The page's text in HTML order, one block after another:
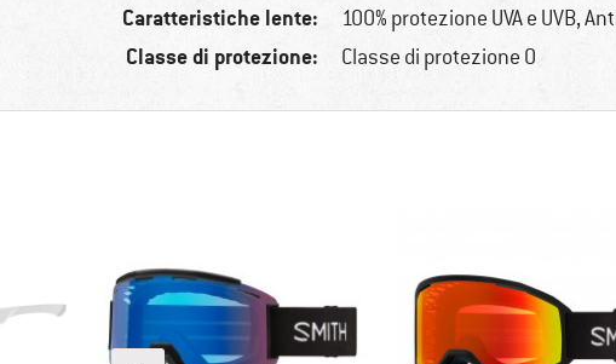
Caratteristiche lente: 100% protezione UVA e UVB,
Classe di protezione: Classe di protezione 0